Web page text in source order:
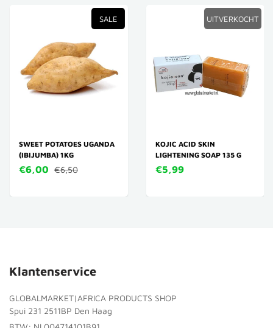
SALE
SWEET POTATOES UGANDA
(IBIJUMBA) 1KG
€6,00 €6,50
UITVERKOCHT
KOJIC ACID SKIN
LIGHTENING SOAP 135 G
€5,99
Klantenservice
GLOBALMARKET|AFRICA PRODUCTS SHOP
Spui 231 2511BP Den Haag